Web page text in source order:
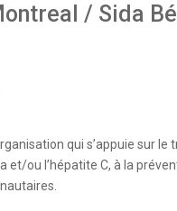
/ Sida
qui s’appuie sur
et/ou l’hépatite C, à la